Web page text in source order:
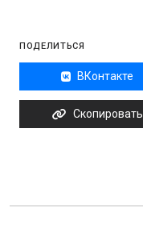
ПОДЕЛИТЬСЯ
ВКонтакте
Скопировать